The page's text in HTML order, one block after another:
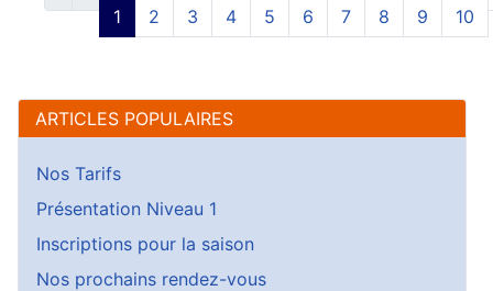
1 2 3 4 5 6 7 8 9 10
ARTICLES POPULAIRES
Nos Tarifs
Présentation Niveau 1
Inscriptions pour la saison
Nos prochains rendez-vous